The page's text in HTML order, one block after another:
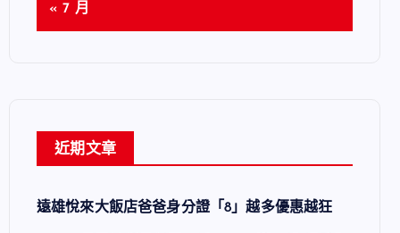
« 7 月
近期文章
遠雄悅來大飯店爸爸身分證「8」越多優惠越狂